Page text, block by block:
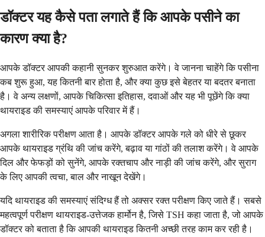
डॉक्टर यह कैसे पता लगाते हैं कि आपके पसीने का
कारण क्या है?
आपके डॉक्टर आपकी कहानी सुनकर शुरुआत करेंगे। वे जानना चाहेंगे कि पसीना
कब शुरू हुआ, यह कितनी बार होता है, और क्या कुछ इसे बेहतर या बदतर बनाता
है। वे अन्य लक्षणों, आपके चिकित्सा इतिहास, दवाओं और यह भी पूछेंगे कि क्या
थायराइड की समस्याएं आपके परिवार में हैं।
अगला शारीरिक परीक्षण आता है। आपके डॉक्टर आपके गले को धीरे से छूकर
आपके थायराइड ग्रंथि की जांच करेंगे, बढ़ाव या गांठों की तलाश करेंगे। वे आपके
दिल और फेफड़ों को सुनेंगे, आपके रक्तचाप और नाड़ी की जांच करेंगे, और सुराग
के लिए आपकी त्वचा, बाल और नाखून देखेंगे।
यदि थायराइड की समस्याएं संदिग्ध हैं तो अक्सर रक्त परीक्षण किए जाते हैं। सबसे
महत्वपूर्ण परीक्षण थायराइड-उत्तेजक हार्मोन है, जिसे TSH कहा जाता है, जो आपके
डॉक्टर को बताता है कि आपकी थायराइड कितनी अच्छी तरह काम कर रही है।